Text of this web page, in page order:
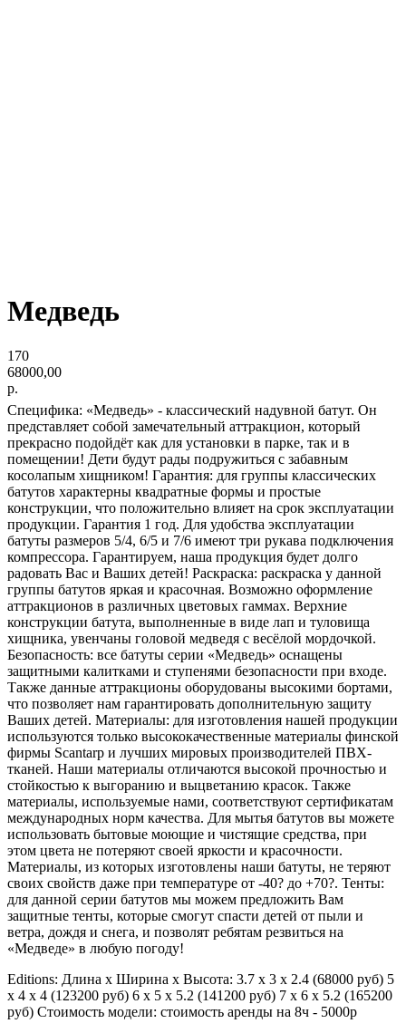
Медведь
170
68000,00
р.
Специфика: «Медведь» - классический надувной батут. Он
представляет собой замечательный аттракцион, который
прекрасно подойдёт как для установки в парке, так и в
помещении! Дети будут рады подружиться с забавным
косолапым хищником! Гарантия: для группы классических
батутов характерны квадратные формы и простые
конструкции, что положительно влияет на срок эксплуатации
продукции. Гарантия 1 год. Для удобства эксплуатации
батуты размеров 5/4, 6/5 и 7/6 имеют три рукава подключения
компрессора. Гарантируем, наша продукция будет долго
радовать Вас и Ваших детей! Раскраска: раскраска у данной
группы батутов яркая и красочная. Возможно оформление
аттракционов в различных цветовых гаммах. Верхние
конструкции батута, выполненные в виде лап и туловища
хищника, увенчаны головой медведя с весёлой мордочкой.
Безопасность: все батуты серии «Медведь» оснащены
защитными калитками и ступенями безопасности при входе.
Также данные аттракционы оборудованы высокими бортами,
что позволяет нам гарантировать дополнительную защиту
Ваших детей. Материалы: для изготовления нашей продукции
используются только высококачественные материалы финской
фирмы Scantarp и лучших мировых производителей ПВХ-
тканей. Наши материалы отличаются высокой прочностью и
стойкостью к выгоранию и выцветанию красок. Также
материалы, используемые нами, соответствуют сертификатам
международных норм качества. Для мытья батутов вы можете
использовать бытовые моющие и чистящие средства, при
этом цвета не потеряют своей яркости и красочности.
Материалы, из которых изготовлены наши батуты, не теряют
своих свойств даже при температуре от -40? до +70?. Тенты:
для данной серии батутов мы можем предложить Вам
защитные тенты, которые смогут спасти детей от пыли и
ветра, дождя и снега, и позволят ребятам резвиться на
«Медведе» в любую погоду!
Editions: Длина x Ширина x Высота: 3.7 x 3 x 2.4 (68000 руб) 5
x 4 x 4 (123200 руб) 6 x 5 x 5.2 (141200 руб) 7 x 6 x 5.2 (165200
руб) Стоимость модели: стоимость аренды на 8ч - 5000р